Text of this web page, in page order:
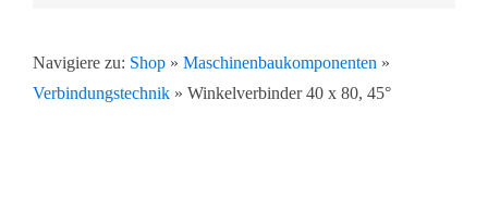
Kundenlösungen
Navigiere zu: Shop» Maschinenbaukomponenten »
Verbindungstechnik» Winkelverbinder 40 x 80, 45°